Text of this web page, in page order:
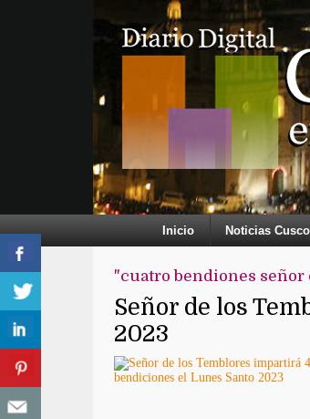
Inicio Noticias Cusco
"cuatro bendiones señor
Señor de los
2023